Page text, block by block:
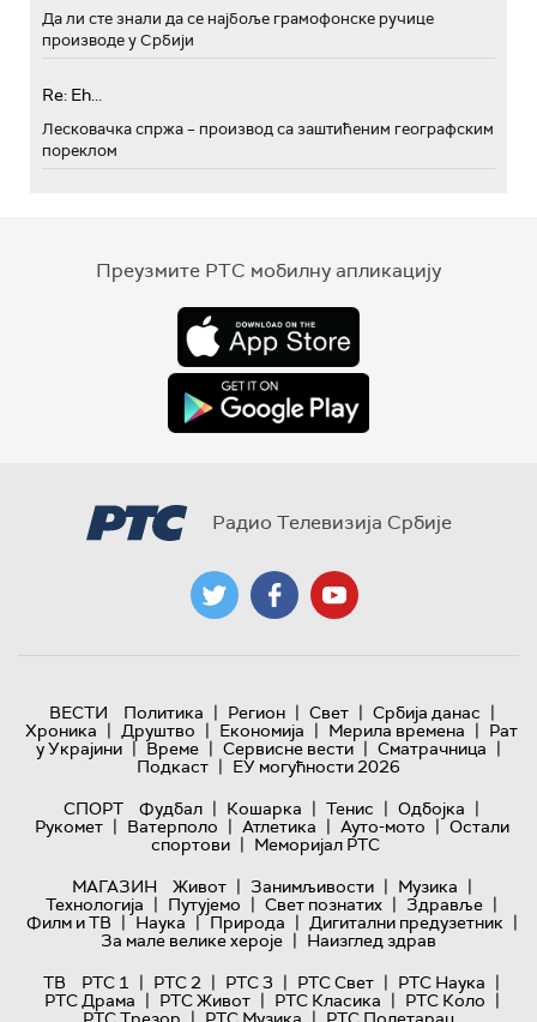
Да ли сте знали да се најбоље грамофонске ручице
производе у Србији
Re: Eh...
Лесковачка спржа – производ са заштићеним географским
пореклом
Преузмите РТС мобилну апликацију
Радио Телевизија Србије
ВЕСТИ Политика | Регион | Свет | Србија данас |
Хроника | Друштво | Економија | Мерила времена | Рат
у Украјини | Време | Сервисне вести | Сматрачница |
Подкаст | ЕУ могућности 2026
СПОРТ
Фудбал | Кошарка | Тенис | Одбојка |
Рукомет | Ватерполо | Атлетика | Ауто-мото | Остали
спортови | Меморијал РТС
МАГАЗИН
Живот | Занимљивости | Музика |
Технологијa | Путујемо | Свет познатих | Здравље |
Филм и ТВ | Наука | Природа | Дигитални предузетник |
За мале велике хероје | Наизглед здрав
ТВ
РТС 1 | РТС 2 | РТС 3 | РТС Свет | РТС Наука |
РТС Драма | РТС Живот | РТС Класика | РТС Коло |